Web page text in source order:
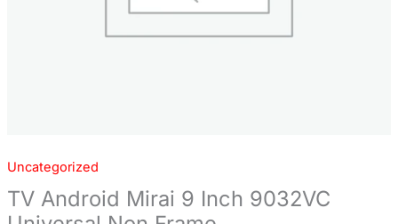
Uncategorized
TV Android Mirai 9 Inch 9032VC